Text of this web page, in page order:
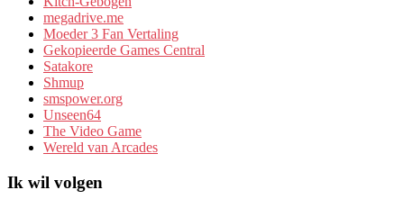
megadrive.me
Moeder 3 Fan Vertaling
Gekopieerde Games Central
Satakore
Shmup
smspower.org
Unseen64
The Video Game
Wereld van Arcades
Ik wil volgen